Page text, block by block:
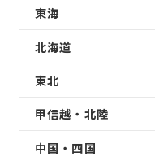
東海
北海道
東北
甲信越・北陸
中国・四国